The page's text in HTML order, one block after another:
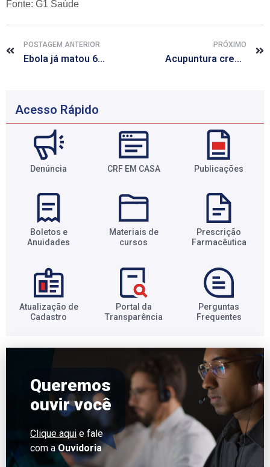
Fonte: G1 Saúde
POSTAGEM ANTERIOR
Ebola já matou 6.388 pessoas, de 17.942 infectados, diz balanço da OMS
PRÓXIMO
Acupuntura cresce em rede pública e planos
Acesso Rápido
Denúncia CRF EM CASA Publicações
Boletos e
Anuidades​
Materiais de
cursos​
Prescrição
Farmacêutica​
Atualização de
Cadastro​
Portal da
Transparência​
Perguntas
Frequentes​
Queremos
ouvir você
Clique aqui e fale
com aOuvidoria